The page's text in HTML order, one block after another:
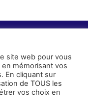
site web pour vous
mémorisant vos
En cliquant sur
de TOUS les
vos choix en